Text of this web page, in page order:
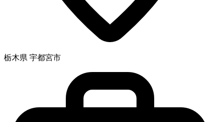
栃木県 宇都宮市